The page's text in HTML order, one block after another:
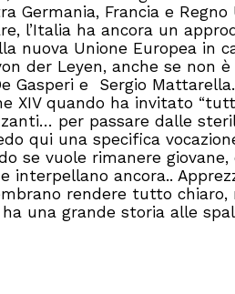
Germania, Francia e
l’Italia ha ancora un
nuova Unione Europea in
der Leyen, anche se non
Gasperi e Sergio
XIV quando ha invitato
per passare dalle
qui una specifica
se vuole rimanere
interpellano ancora..
rendere tutto
una grande storia alle